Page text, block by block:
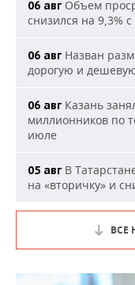
06 авг Объем
снизился на 9,3%
06 авг Назван
дорогую и
06 авг Казань
миллионников по
июле
05 авг В
на «вторичку» и
ВСЕ